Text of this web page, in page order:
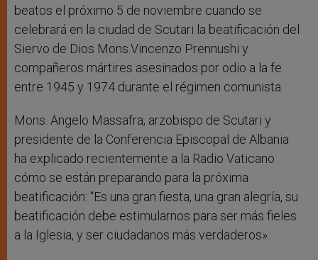
beatos el próximo 5 de noviembre cuando se
celebrará en la ciudad de Scutari la beatificación del
Siervo de Dios Mons.Vincenzo Prennushi y
compañeros mártires asesinados por odio a la fe
entre 1945 y 1974 durante el régimen comunista.
Mons. Angelo Massafra, arzobispo de Scutari y
presidente de la Conferencia Episcopal de Albania
ha explicado recientemente a la Radio Vaticano
cómo se están preparando para la próxima
beatificación: “Es una gran fiesta, una gran alegría, su
beatificación debe estimularnos para ser más fieles
a la Iglesia, y ser ciudadanos más verdaderos».